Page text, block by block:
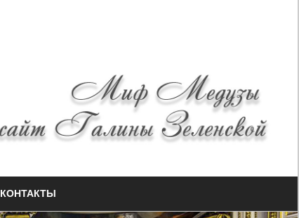
КОНТАКТЫ